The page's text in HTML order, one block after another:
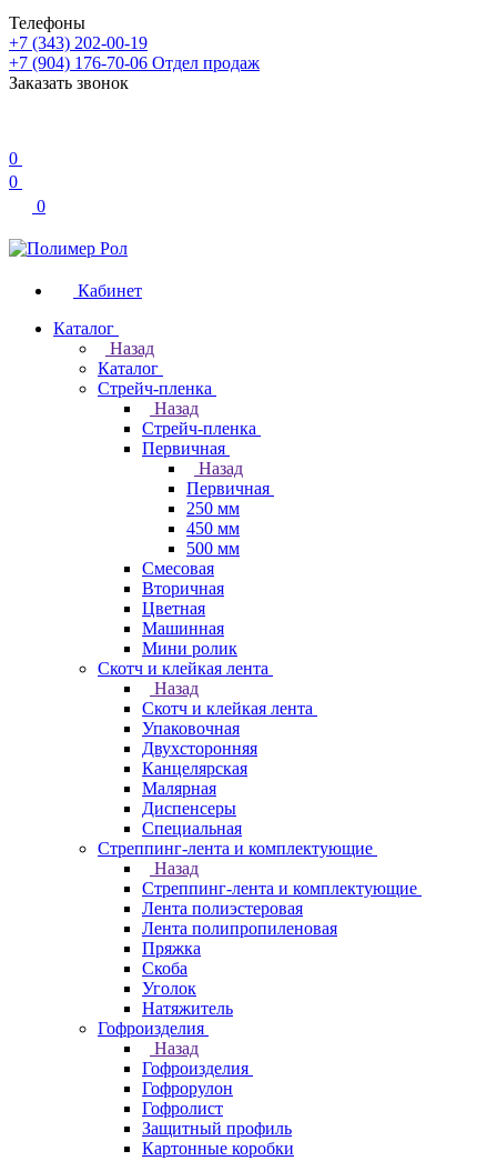
Телефоны
+7 (343) 202-00-19
+7 (904) 176-70-06 Отдел продаж
Заказать звонок
0
0
0
Кабинет
Каталог
Назад
Каталог
Стрейч-пленка
Назад
Стрейч-пленка
Первичная
Назад
Первичная
250 мм
450 мм
500 мм
Смесовая
Вторичная
Цветная
Машинная
Мини ролик
Скотч и клейкая лента
Назад
Скотч и клейкая лента
Упаковочная
Двухсторонняя
Канцелярская
Малярная
Диспенсеры
Специальная
Стреппинг-лента и комплектующие
Назад
Стреппинг-лента и комплектующие
Лента полиэстеровая
Лента полипропиленовая
Пряжка
Скоба
Уголок
Натяжитель
Гофроизделия
Назад
Гофроизделия
Гофрорулон
Гофролист
Защитный профиль
Картонные коробки